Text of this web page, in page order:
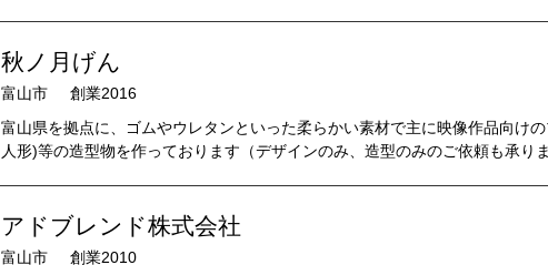
秋ノ月げん
富山市
創業2016
富山県を拠点に、ゴムやウレタンといった柔らかい素材で主に映像作品向け
人形)等の造型物を作っております（デザインのみ、造型のみのご依頼も承り
アドブレンド株式会社
富山市
創業2010